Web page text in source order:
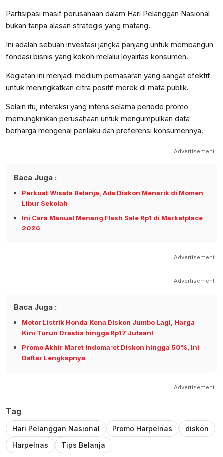
Partisipasi masif perusahaan dalam Hari Pelanggan Nasional
bukan tanpa alasan strategis yang matang.
Ini adalah sebuah investasi jangka panjang untuk membangun
fondasi bisnis yang kokoh melalui loyalitas konsumen.
Kegiatan ini menjadi medium pemasaran yang sangat efektif
untuk meningkatkan citra positif merek di mata publik.
Selain itu, interaksi yang intens selama periode promo
memungkinkan perusahaan untuk mengumpulkan data
berharga mengenai perilaku dan preferensi konsumennya.
Advertisement
Baca Juga :
Perkuat Wisata Belanja, Ada Diskon Menarik di Momen
Libur Sekolah
Ini Cara Manual Menang Flash Sale Rp1 di Marketplace
2026
Advertisement
Advertisement
Baca Juga :
Motor Listrik Honda Kena Diskon Jumbo Lagi, Harga
Kini Turun Drastis hingga Rp17 Jutaan!
Promo Akhir Maret Indomaret Diskon hingga 50%, Ini
Daftar Lengkapnya
Advertisement
Tag
Hari Pelanggan Nasional Promo Harpelnas
diskon
Harpelnas
Tips Belanja